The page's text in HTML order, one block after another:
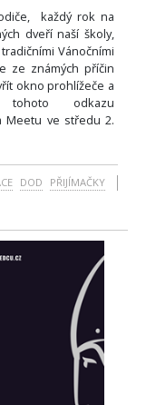
každý rok na
dveří naší školy,
Vánočními
ze známých příčin
okno prohlížeče a
odkazu
Meetu ve středu 2.
DOD
PŘIJÍMAČKY